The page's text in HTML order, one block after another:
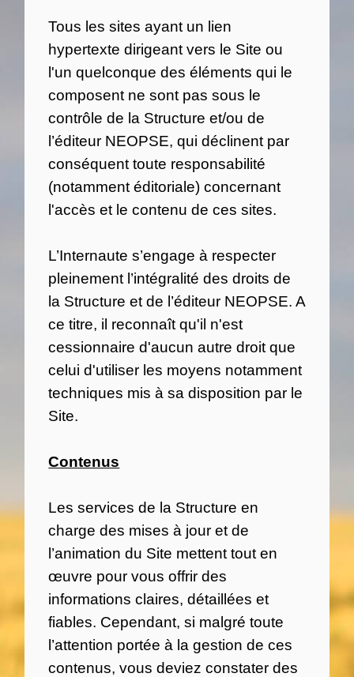
Tous les sites ayant un lien
hypertexte dirigeant vers le Site ou
l'un quelconque des éléments qui le
composent ne sont pas sous le
contrôle de la Structure et/ou de
l’éditeur NEOPSE, qui déclinent par
conséquent toute responsabilité
(notamment éditoriale) concernant
l'accès et le contenu de ces sites.
L’Internaute s’engage à respecter
pleinement l’intégralité des droits de
la Structure et de l’éditeur NEOPSE. A
ce titre, il reconnaît qu'il n'est
cessionnaire d'aucun autre droit que
celui d'utiliser les moyens notamment
techniques mis à sa disposition par le
Site.
Contenus
Les services de la Structure en
charge des mises à jour et de
l’animation du Site mettent tout en
œuvre pour vous offrir des
informations claires, détaillées et
fiables. Cependant, si malgré toute
l’attention portée à la gestion de ces
contenus, vous deviez constater des